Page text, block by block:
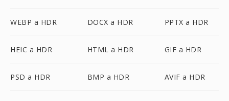
WEBP a HDR DOCX a HDR PPTX a HDR
HEIC a HDR HTML a HDR GIF a HDR
PSD a HDR BMP a HDR AVIF a HDR